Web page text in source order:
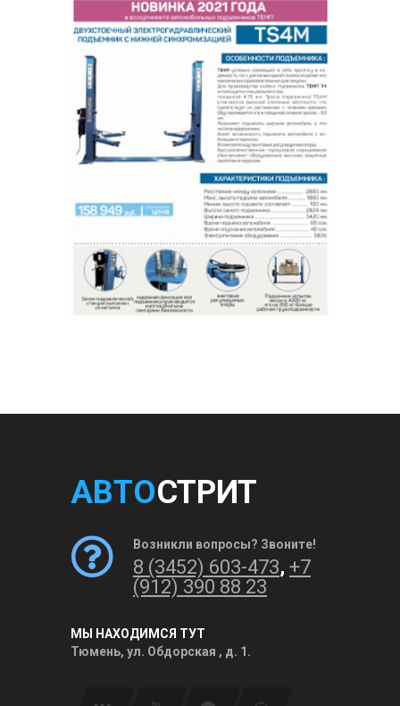
АВТОСТРИТ
Возникли вопросы? Звоните!
8 (3452) 603-473, +7
(912) 390 88 23
МЫ НАХОДИМСЯ ТУТ
Тюмень, ул. Обдорская , д. 1.